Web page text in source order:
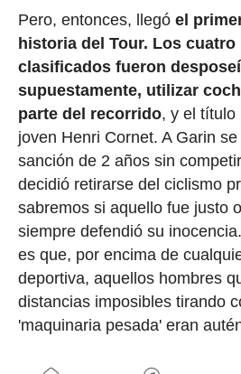
Pero, entonces, llegó el
historia del Tour. Los cuatro
clasificados fueron
supuestamente, utilizar
parte del recorrido, y el título
joven Henri Cornet. A Garin
sanción de 2 años sin
decidió retirarse del ciclismo
sabremos si aquello fue justo
siempre defendió su
es que, por encima de
deportiva, aquellos hombres
distancias imposibles tirando
'maquinaria pesada' eran